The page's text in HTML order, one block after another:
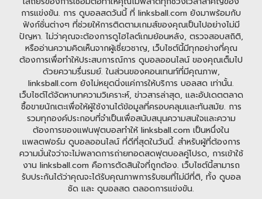
การแข่งขัน. การ ดูบอลสดวันนี้ ที่ linksball.com ยังมาพร้อมกับ
ฟังก์ชั่นต่างๆ ที่ช่วยให้การติดตามเกมส์ของคุณเป็นไปอย่างไม่มี
ปัญหา. ไม่ว่าคุณจะต้องการดูไฮไลต์เกมย้อนหลัง, ตรวจสอบสถิติ,
หรืออ่านความคิดเห็นจากผู้เชี่ยวชาญ, เว็บไซต์นี้มีทุกอย่างที่คุณ
ต้องการเพื่อทำให้ประสบการณ์การ ดูบอลออนไลน์ ของคุณเต็มไป
ด้วยความรื่นรมย์. ในส่วนของคอนเทนท์ที่มีคุณภาพ,
linksball.com ยังไม่หยุดนิ่งแค่การให้บริการ บอลสด เท่านั้น.
เว็บไซต์ได้จัดหาบทความวิเคราะห์, ข่าวสารล่าสุด, และอัปเดตตลาด
ซื้อขายนักเตะเพื่อให้ผู้ใช้งานได้ข้อมูลที่ครอบคลุมและทันสมัย. การ
รวมทุกองค์ประกอบที่จำเป็นเพื่อสนับสนุนความสนใจและความ
ต้องการของแฟนฟุตบอลทำให้ linksball.com เป็นหนึ่งใน
แพลตฟอร์ม ดูบอลออนไลน์ ที่ดีที่สุดในวันนี้. สำหรับผู้ที่ต้องการ
ความมั่นใจว่าจะไม่พลาดการถ่ายทอดสดฟุตบอลคู่โปรด, การเข้าใช้
งาน linksball.com คือการตัดสินใจที่ถูกต้อง. เว็บไซต์นี้สามารถ
รับประกันได้ว่าคุณจะได้รับคุณภาพการรับชมที่ไม่มีที่ติ, ทั้ง ดูบอล
ชัด และ ดูบอลสด ตลอดการแข่งขัน.